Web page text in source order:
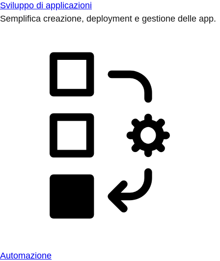
Sviluppo di applicazioni
Semplifica creazione, deployment e gestione delle app.
Automazione